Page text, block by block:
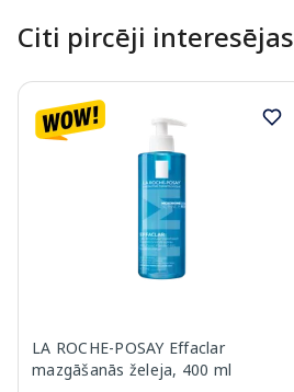
Citi pircēji interesējas
LA ROCHE-POSAY Effaclar
mazgāšanās želeja, 400 ml